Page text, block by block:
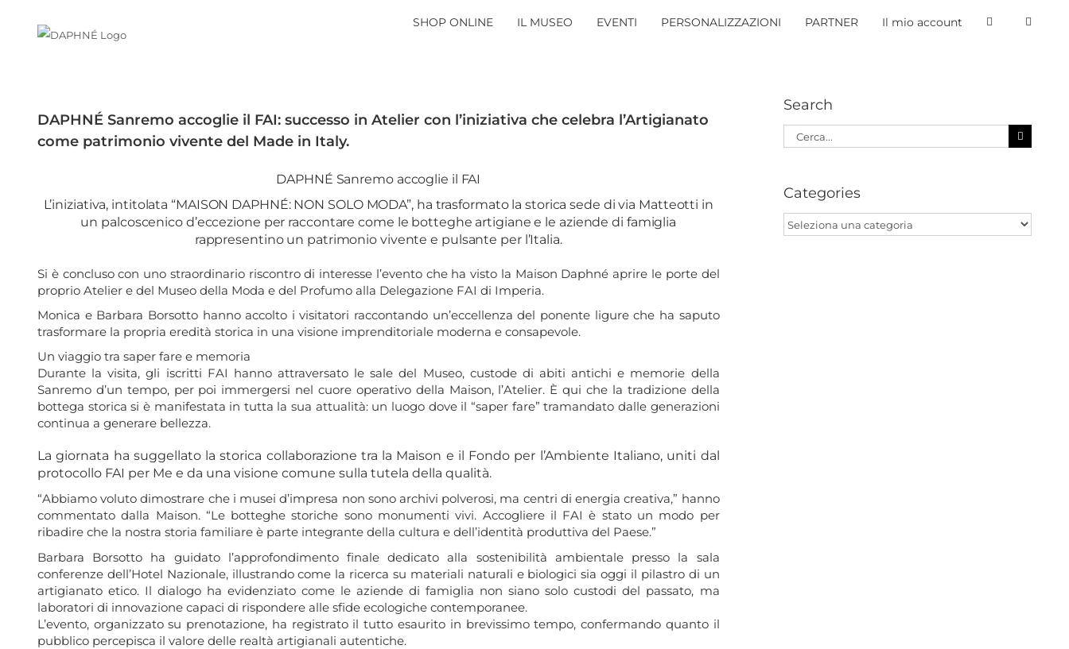
SHOP ONLINE IL MUSEO EVENTI PERSONALIZZAZIONI PARTNER Il mio account
immagine
DAPHNÉ Sanremo accoglie il FAI: successo in Atelier con l’iniziativa che celebra l’Artigianato
come patrimonio vivente del Made in Italy.
DAPHNÉ Sanremo accoglie il FAI
L’iniziativa, intitolata “MAISON DAPHNÉ: NON SOLO MODA”, ha trasformato la storica sede di via Matteotti in
un palcoscenico d’eccezione per raccontare come le botteghe artigiane e le aziende di famiglia
rappresentino un patrimonio vivente e pulsante per l’Italia.
Si è concluso con uno straordinario riscontro di interesse l’evento che ha visto la Maison Daphné aprire le porte del
proprio Atelier e del Museo della Moda e del Profumo alla Delegazione FAI di Imperia.
Monica e Barbara Borsotto hanno accolto i visitatori raccontando un’eccellenza del ponente ligure che ha saputo
trasformare la propria eredità storica in una visione imprenditoriale moderna e consapevole.
Un viaggio tra saper fare e memoria
Durante la visita, gli iscritti FAI hanno attraversato le sale del Museo, custode di abiti antichi e memorie della
Sanremo d’un tempo, per poi immergersi nel cuore operativo della Maison, l’Atelier. È qui che la tradizione della
bottega storica si è manifestata in tutta la sua attualità: un luogo dove il “saper fare” tramandato dalle generazioni
continua a generare bellezza.
La giornata ha suggellato la storica collaborazione tra la Maison e il Fondo per l’Ambiente Italiano, uniti dal
protocollo FAI per Me e da una visione comune sulla tutela della qualità.
“Abbiamo voluto dimostrare che i musei d’impresa non sono archivi polverosi, ma centri di energia creativa,” hanno
commentato dalla Maison. “Le botteghe storiche sono monumenti vivi. Accogliere il FAI è stato un modo per
ribadire che la nostra storia familiare è parte integrante della cultura e dell’identità produttiva del Paese.”
Barbara Borsotto ha guidato l’approfondimento finale dedicato alla sostenibilità ambientale presso la sala
conferenze dell’Hotel Nazionale, illustrando come la ricerca su materiali naturali e biologici sia oggi il pilastro di un
artigianato etico. Il dialogo ha evidenziato come le aziende di famiglia non siano solo custodi del passato, ma
laboratori di innovazione capaci di rispondere alle sfide ecologiche contemporanee.
L’evento, organizzato su prenotazione, ha registrato il tutto esaurito in brevissimo tempo, confermando quanto il
pubblico percepisca il valore delle realtà artigianali autentiche.
Search
Cerca
Categories
Categories